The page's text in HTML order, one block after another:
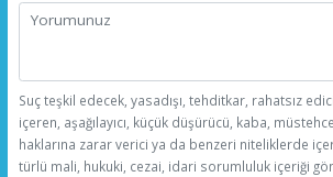
Suç teşkil edecek, yasadışı, tehditkar, rahatsız
içeren, aşağılayıcı, küçük düşürücü, kaba,
haklarına zarar verici ya da benzeri niteliklerde
türlü mali, hukuki, cezai, idari sorumluluk içeriği